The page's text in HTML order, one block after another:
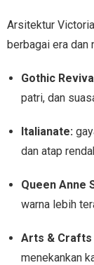
Arsitektur
berbagai era dan
Gothic
patri, dan
Italianate:
dan atap
Queen Anne
warna lebih
Arts & Crafts
menekankan